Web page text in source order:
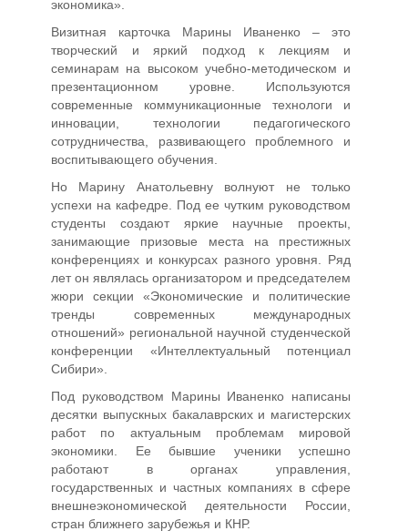
экономика».
Визитная карточка Марины Иваненко – это
творческий и яркий подход к лекциям и
семинарам на высоком учебно-методическом и
презентационном уровне. Используются
современные коммуникационные технологи и
инновации, технологии педагогического
сотрудничества, развивающего проблемного и
воспитывающего обучения.
Но Марину Анатольевну волнуют не только
успехи на кафедре. Под ее чутким руководством
студенты создают яркие научные проекты,
занимающие призовые места на престижных
конференциях и конкурсах разного уровня. Ряд
лет он являлась организатором и председателем
жюри секции «Экономические и политические
тренды современных международных
отношений» региональной научной студенческой
конференции «Интеллектуальный потенциал
Сибири».
Под руководством Марины Иваненко написаны
десятки выпускных бакалаврских и магистерских
работ по актуальным проблемам мировой
экономики. Ее бывшие ученики успешно
работают в органах управления,
государственных и частных компаниях в сфере
внешнеэкономической деятельности России,
стран ближнего зарубежья и КНР.